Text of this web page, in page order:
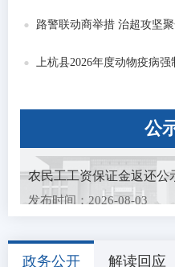
路警联动商举措 治超攻坚
上杭县2026年度动物疫病
公
农民工工资保证金返还公
发布时间：2026-08-03
品产销对接活动展...
政务公开 解读回应